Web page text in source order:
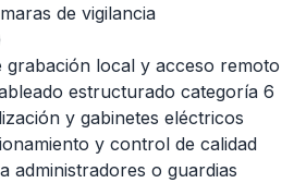
de vigilancia
grabación local y acceso remoto
estructurado categoría 6
y gabinetes eléctricos
y control de calidad
administradores o guardias